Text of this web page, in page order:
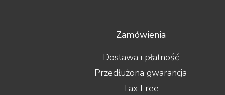
Zamówienia
Dostawa i płatność
Przedłużona gwarancja
Tax Free